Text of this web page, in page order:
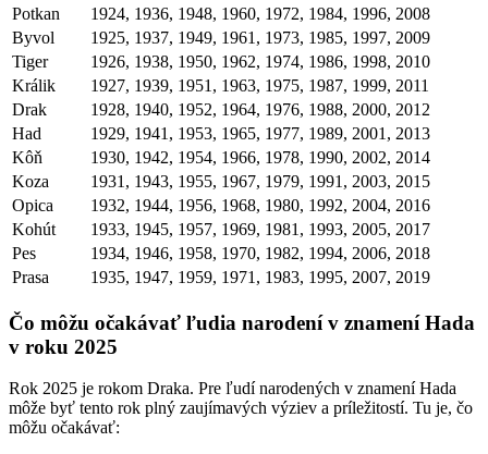
Potkan
1924, 1936, 1948, 1960, 1972, 1984, 1996, 2008
Byvol
1925, 1937, 1949, 1961, 1973, 1985, 1997, 2009
Tiger
1926, 1938, 1950, 1962, 1974, 1986, 1998, 2010
Králik
1927, 1939, 1951, 1963, 1975, 1987, 1999, 2011
Drak
1928, 1940, 1952, 1964, 1976, 1988, 2000, 2012
Had
1929, 1941, 1953, 1965, 1977, 1989, 2001, 2013
Kôň
1930, 1942, 1954, 1966, 1978, 1990, 2002, 2014
Koza
1931, 1943, 1955, 1967, 1979, 1991, 2003, 2015
Opica
1932, 1944, 1956, 1968, 1980, 1992, 2004, 2016
Kohút
1933, 1945, 1957, 1969, 1981, 1993, 2005, 2017
Pes
1934, 1946, 1958, 1970, 1982, 1994, 2006, 2018
Prasa
1935, 1947, 1959, 1971, 1983, 1995, 2007, 2019
Čo môžu očakávať ľudia narodení v znamení Hada
v roku 2025
Rok 2025 je rokom Draka. Pre ľudí narodených v znamení Hada
môže byť tento rok plný zaujímavých výziev a príležitostí. Tu je, čo
môžu očakávať: